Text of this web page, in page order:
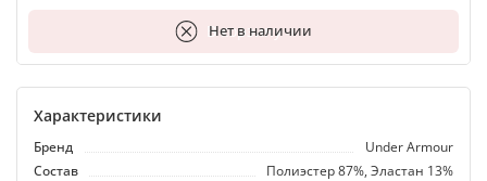
Нет в наличии
В корзину
Характеристики
Бренд
Under Armour
Состав
Полиэстер 87%, Эластан 13%